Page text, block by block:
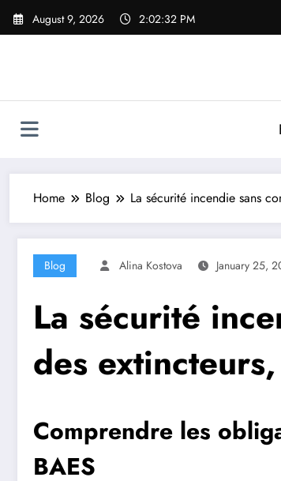
Skip
August 9, 2026 2:02:33 PM
Home Blog La sécurité incendie sans
Blog Alina Kostova January 25,
La sécurité
des
Comprendre les
BAES